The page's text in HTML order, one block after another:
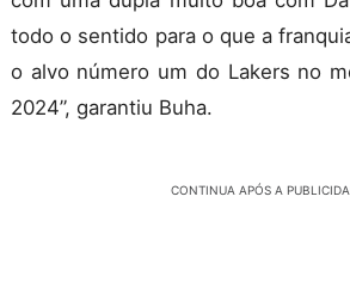
todo o sentido para o que a
o alvo número um do Lakers no
2024”, garantiu Buha.
CONTINUA APÓS A